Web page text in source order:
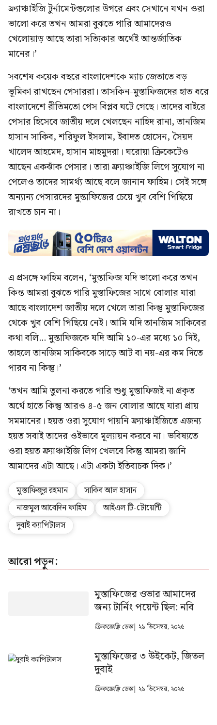
ফ্র্যাঞ্চাইজি টুর্নামেন্টগুলোর উপরে এবং সেখানে যখন ওরা
ভালো করে তখন আমরা বুঝতে পারি আমাদেরও
খেলোয়াড় আছে তারা সত্যিকার অর্থেই আন্তর্জাতিক
মানের।’
সবশেষ কয়েক বছরে বাংলাদেশকে ম্যাচ জেতাতে বড়
ভূমিকা রাখছেন পেসাররা। তাসকিন-মুস্তাফিজদের হাত ধরে
বাংলাদেশে রীতিমতো পেস বিপ্লব ঘটে গেছে। তাদের বাইরে
পেসার হিসেবে জাতীয় দলে খেলছেন নাহিদ রানা, তানজিম
হাসান সাকিব, শরিফুল ইসলাম, ইবাদত হোসেন, সৈয়দ
খালেদ আহমেদ, হাসান মাহমুদরা। ঘরোয়া ক্রিকেটেও
আছেন একঝাঁক পেসার। তারা ফ্র্যাঞ্চাইজি লিগে সুযোগ না
পেলেও তাদের সামর্থ্য আছে বলে জানান ফাহিম। সেই সঙ্গে
অন্যান্য পেসারদের মুস্তাফিজের চেয়ে খুব বেশি পিছিয়ে
রাখতে চান না।
এ প্রসঙ্গে ফাহিম বলেন, ‘মুস্তাফিজ যদি ভালো করে তখন
কিন্ত আমরা বুঝতে পারি মুস্তাফিজের সাথে বোলার যারা
আছে বাংলাদেশ জাতীয় দলে খেলে তারা কিন্তু মুস্তাফিজের
থেকে খুব বেশি পিছিয়ে নেই। আমি যদি তানজিম সাকিবের
কথা বলি... মুস্তাফিজকে যদি আমি ১০-এর মধ্যে ১০ দিই,
তাহলে তানজিম সাকিবকে সাড়ে আট বা নয়-এর কম দিতে
পারব না কিন্তু।’
‘তখন আমি তুলনা করতে পারি শুধু মুস্তাফিজই না প্রকৃত
অর্থে হাতে কিন্তু আরও ৪-৫ জন বোলার আছে যারা প্রায়
সমমানের। হয়ত ওরা সুযোগ পায়নি ফ্র্যাঞ্চাইজিতে এজন্য
হয়ত সবাই তাদের ওইভাবে মূল্যায়ন করবে না। ভবিষ্যতে
ওরা হয়ত ফ্র্যাঞ্চাইজি লিগ খেলবে কিন্তু আমরা জানি
আমাদের এটা আছে। এটা একটা ইতিবাচক দিক।’
মুস্তাফিজুর রহমান
সাকিব আল হাসান
নাজমুল আবেদিন ফাহিম
আইএল টি-টোয়েন্টি
দুবাই ক্যাপিটালস
আরো পড়ুন:
মুস্তাফিজের ওভার আমাদের
জন্য টার্নিং পয়েন্ট ছিল: নবি
ক্রিকফ্রেঞ্জি ডেস্ক| ২১ ডিসেম্বর, ২০২৫
মুস্তাফিজের ৩ উইকেট, জিতল
দুবাই
ক্রিকফ্রেঞ্জি ডেস্ক| ২১ ডিসেম্বর, ২০২৫